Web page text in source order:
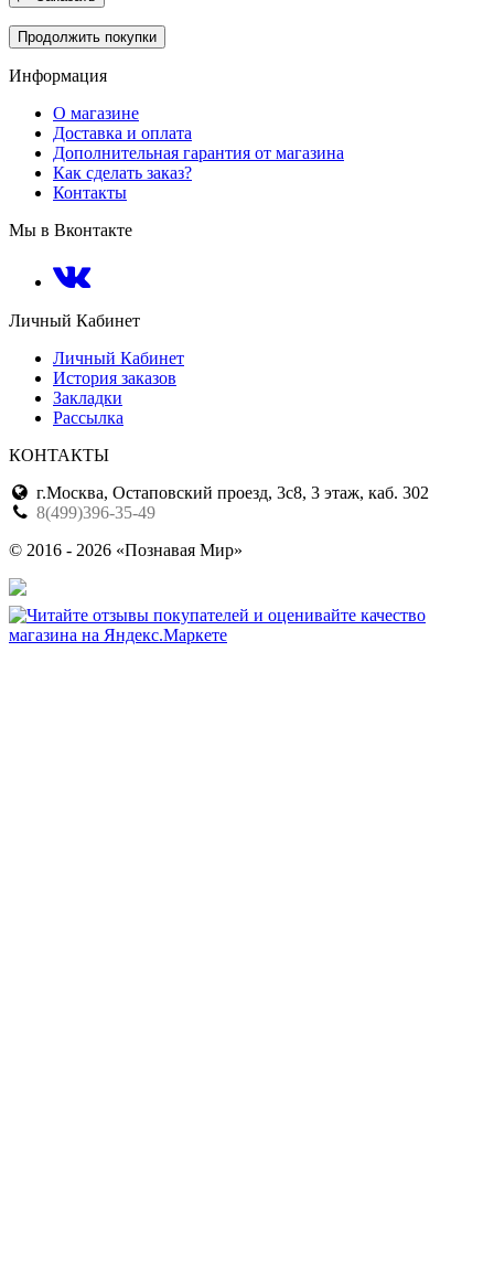
Продолжить покупки
Информация
О магазине
Доставка и оплата
Дополнительная гарантия от магазина
Как сделать заказ?
Контакты
Мы в Вконтакте
Личный Кабинет
Личный Кабинет
История заказов
Закладки
Рассылка
КОНТАКТЫ
г.Москва, Остаповский проезд, 3с8, 3 этаж, каб. 302
8(499)396-35-49
© 2016 - 2026 «Познавая Мир»